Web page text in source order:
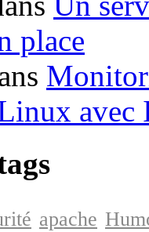
place
avec
apache